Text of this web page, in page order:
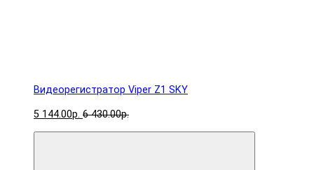
Видеорегистратор Viper Z1 SKY
5 144.00р. 6 430.00р.